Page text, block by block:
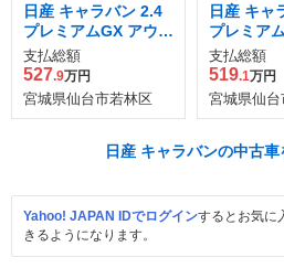
日産 キャラバン 2.4
プレミアムGX アウト
ドア ブラック エディ
ション ロングボディ
ディーゼルT 4WD
支払総額
527.9万円
宮城県仙台市若林区
日産 キャ
プレミア
ドア ブラ
ション ロ
ディーゼ
支払総額
519.1万円
宮城県仙
日産 キャラバンの中古
Yahoo! JAPAN IDでログインするとお気に
きるようになります。